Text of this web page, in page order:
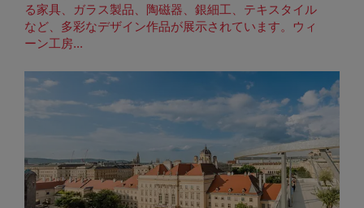
る家具、ガラス製品、陶磁器、銀細工、テキスタイル
など、多彩なデザイン作品が展示されています。ウィ
ーン工房...